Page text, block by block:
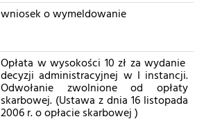
wniosek o wymeldowanie
Opłata w wysokości 10 zł za wydanie
decyzji administracyjnej w I instancji.
Odwołanie zwolnione od opłaty
skarbowej. (Ustawa z dnia 16 listopada
2006 r. o opłacie skarbowej )